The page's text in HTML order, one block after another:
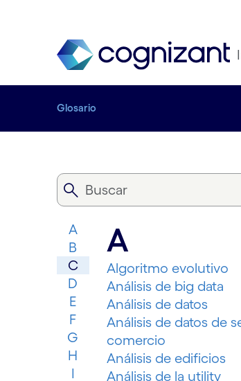
Glosario
A
B
C
D
E
F
G
H
I
A
Algoritmo evolutivo
Análisis de big data
Análisis de datos
Análisis de datos de
comercio
Análisis de edificios
Análisis de la utility